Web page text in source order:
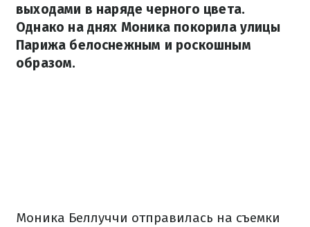
выходами в наряде черного цвета.
Однако на днях Моника покорила улицы
Парижа белоснежным и роскошным
образом.
Моника Беллуччи отправилась на съемки